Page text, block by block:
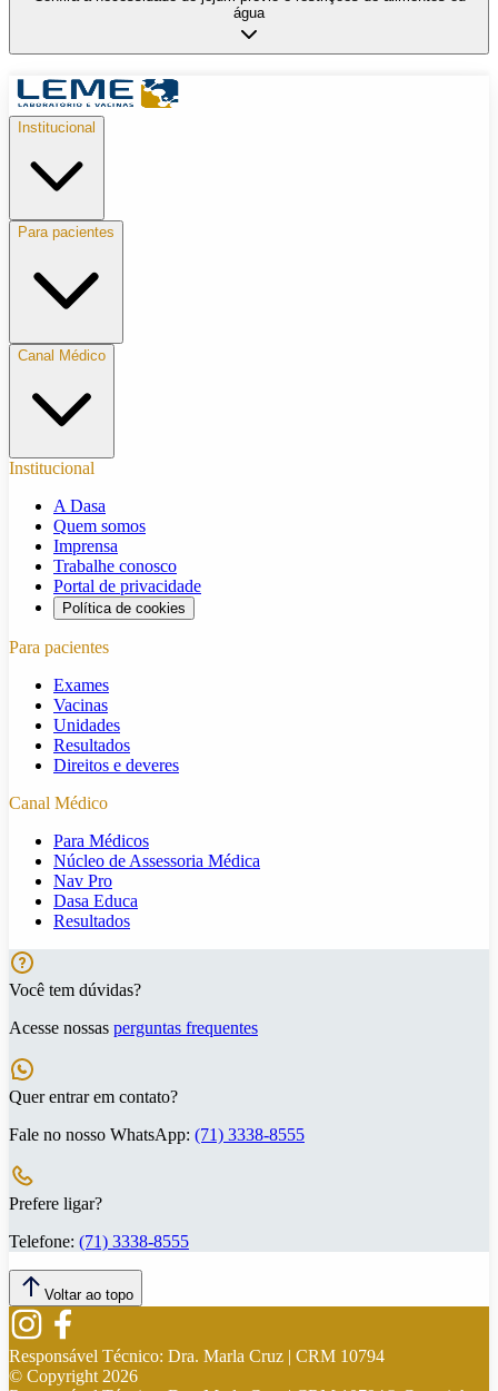
água
Institucional
Para pacientes
Canal Médico
Institucional
A Dasa
Quem somos
Imprensa
Trabalhe conosco
Portal de privacidade
Política de cookies
Para pacientes
Exames
Vacinas
Unidades
Resultados
Direitos e deveres
Canal Médico
Para Médicos
Núcleo de Assessoria Médica
Nav Pro
Dasa Educa
Resultados
Você tem dúvidas?
Acesse nossas perguntas frequentes
Quer entrar em contato?
Fale no nosso WhatsApp: (71) 3338-8555
Prefere ligar?
Telefone: (71) 3338-8555
Voltar ao topo
Responsável Técnico: Dra. Marla Cruz | CRM 10794
© Copyright 2026